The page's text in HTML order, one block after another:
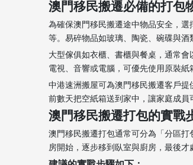
澳門移民搬遷必備的打包
為確保澳門移民搬遷途中物品安全，
等。易碎物品如玻璃、陶瓷、碗碟與酒
大型傢俱如衣櫃、書櫃與餐桌，通常
電視、音響或電腦，可優先使用原裝紙
中港速洲搬屋可為澳門移民搬遷客戶
前數天把空紙箱送到家中，讓家庭成員
澳門移民搬遷打包的實戰
澳門移民搬遷打包通常可分為「分區
房開始，逐步移到臥室與廚房，最後才